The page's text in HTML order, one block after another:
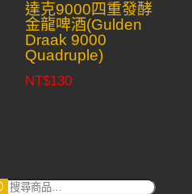
達克9000四重發酵
金龍啤酒(Gulden
Draak 9000
Quadruple)
NT$130
搜